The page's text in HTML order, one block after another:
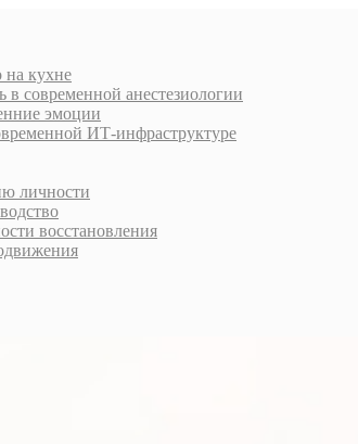
на кухне
современной анестезиологии
эмоции
ИТ-инфраструктуре
личности
восстановления